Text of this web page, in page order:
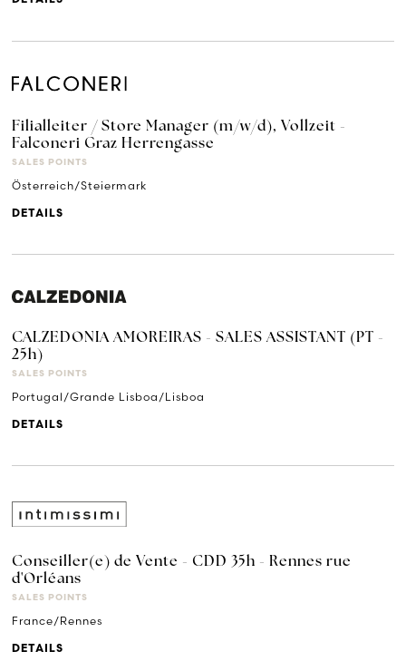
Filialleiter / Store Manager (m/w/d), Vollzeit -
Falconeri Graz Herrengasse
SALES POINTS
Österreich/Steiermark
DETAILS
CALZEDONIA AMOREIRAS - SALES ASSISTANT (PT -
25h)
SALES POINTS
Portugal/Grande Lisboa/Lisboa
DETAILS
Conseiller(e) de Vente - CDD 35h - Rennes rue
d'Orléans
SALES POINTS
France/Rennes
DETAILS